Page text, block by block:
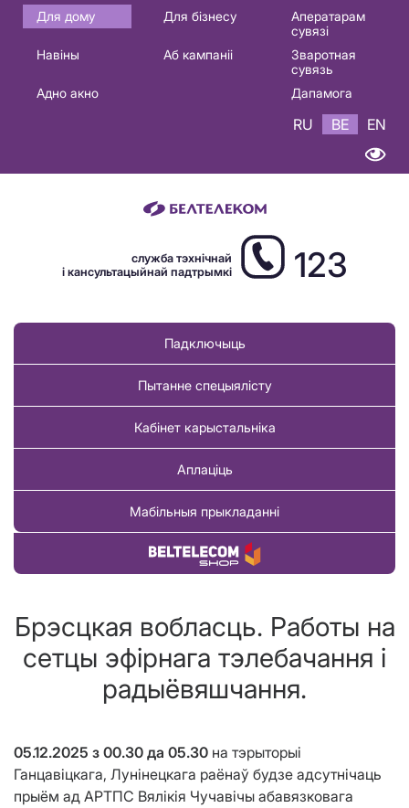
Основная
навигация
Для дому Для бізнесу
Аператарам
сувязі
Навіны
Аб кампаніі
Зваротная
сувязь
Адно акно
Дапамога
RU BE EN
служба тэхнічнай
і кансультацыйнай падтрымкі
123
Падключыць
Пытанне спецыялісту
Кабінет карыстальніка
Аплаціць
Мабільныя прыкладанні
Купіць тавар
Брэсцкая вобласць. Работы на
сетцы эфірнага тэлебачання і
радыёвяшчання.
05.12.2025 з 00.30 да 05.30 на тэрыторыі
Ганцавіцкага, Лунінецкага раёнаў будзе адсутнічаць
прыём ад АРТПС Вялікія Чучавічы абавязковага